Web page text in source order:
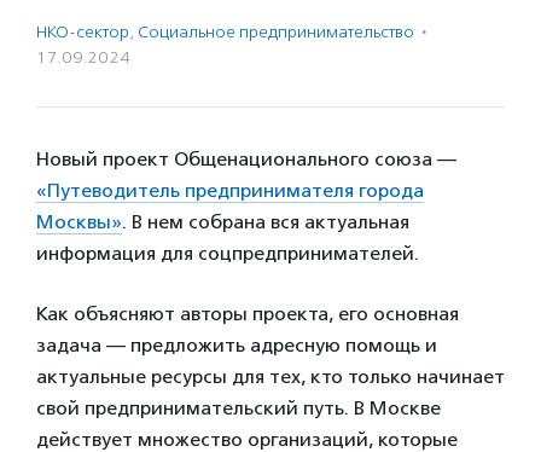
НКО-сектор, Социальное предпри­нима­тель­ство ·
17.09.2024
Новый проект Общенационального союза —
«Путеводитель предпринимателя города
Москвы». В нем собрана вся актуальная
информация для соцпредпринимателей.
Как объясняют авторы проекта, его основная
задача — предложить адресную помощь и
актуальные ресурсы для тех, кто только начинает
свой предпринимательский путь. В Москве
действует множество организаций, которые